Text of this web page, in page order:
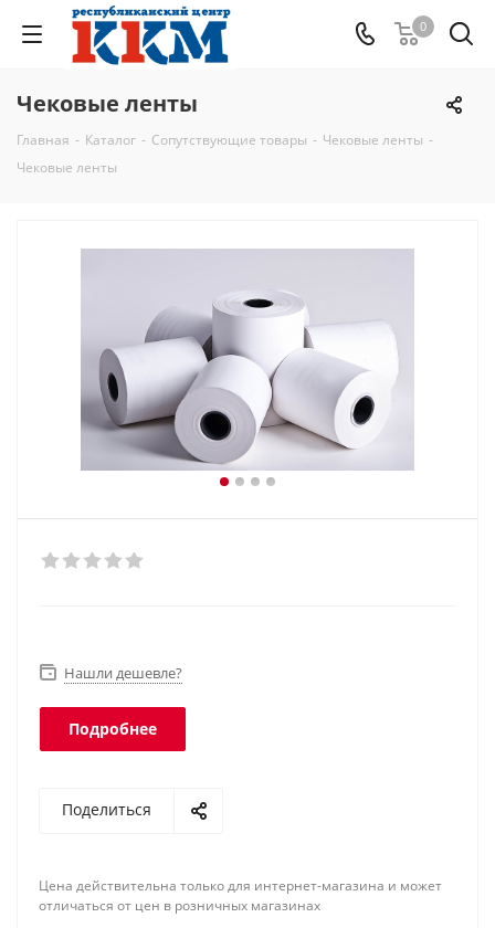
0
Чековые ленты
Главная - Каталог - Сопутствующие товары - Чековые ленты -
Чековые ленты
Нашли дешевле?
Подробнее
Поделиться
Цена действительна только для интернет-магазина и может
отличаться от цен в розничных магазинах